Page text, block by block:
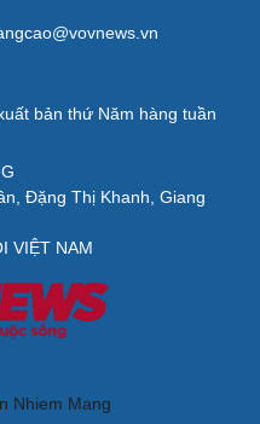
bản thứ Năm hàng tuần
Đặng Thị Khanh, Giang
VIỆT NAM